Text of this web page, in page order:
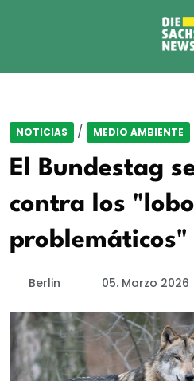
NOTICIAS / MEDIO AMBIENTE
El Bundestag
contra los
problemáticos"
Berlin 05. Marzo 2026